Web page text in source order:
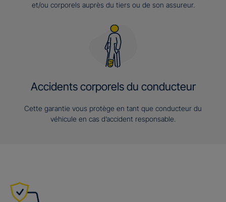
et/ou corporels auprès du tiers ou de son assureur.
Accidents corporels du conducteur
Cette garantie vous protège en tant que conducteur du
véhicule en cas d’accident responsable.